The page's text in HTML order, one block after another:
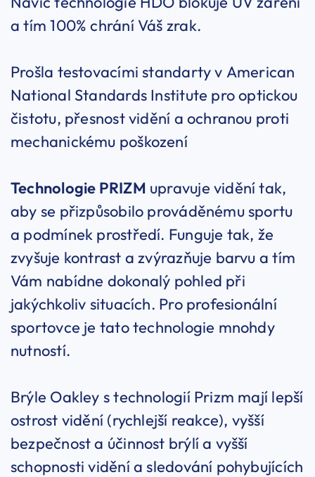
a tím 100% chrání Váš zrak.
Prošla testovacími standarty v American
National Standards Institute pro optickou
čistotu, přesnost vidění a ochranou proti
mechanickému poškození
Technologie PRIZM upravuje vidění tak,
aby se přizpůsobilo prováděnému sportu
a podmínek prostředí. Funguje tak, že
zvyšuje kontrast a zvýrazňuje barvu a tím
Vám nabídne dokonalý pohled při
jakýchkoliv situacích. Pro profesionální
sportovce je tato technologie mnohdy
nutností.
Brýle Oakley s technologií Prizm mají lepší
ostrost vidění (rychlejší reakce), vyšší
bezpečnost a účinnost brýlí a vyšší
schopnosti vidění a sledování pohybujících